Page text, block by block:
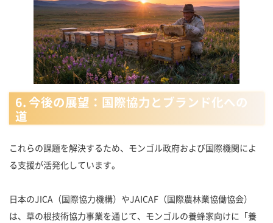
6. 今後の展望：国際協力とブランド化への
道
これらの課題を解決するため、モンゴル政府および国際機関によ
る支援が活発化しています。
日本のJICA（国際協力機構）やJAICAF（国際農林業協働協会）
は、草の根技術協力事業を通じて、モンゴルの養蜂家向けに「養